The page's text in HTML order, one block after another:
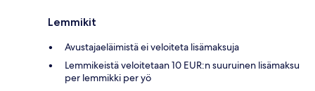
Lemmikit
Avustajaeläimistä ei veloiteta lisämaksuja
Lemmikeistä veloitetaan 10 EUR:n suuruinen lisämaksu
per lemmikki per yö